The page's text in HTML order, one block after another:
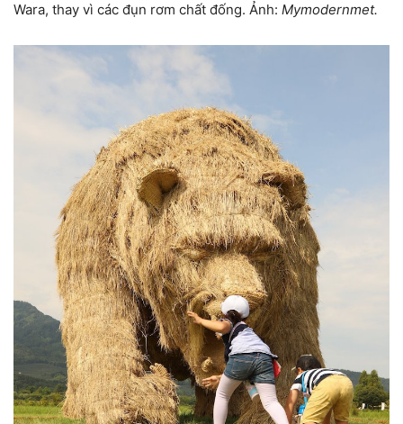
Wara, thay vì các đụn rơm chất đống. Ảnh: Mymodernmet.